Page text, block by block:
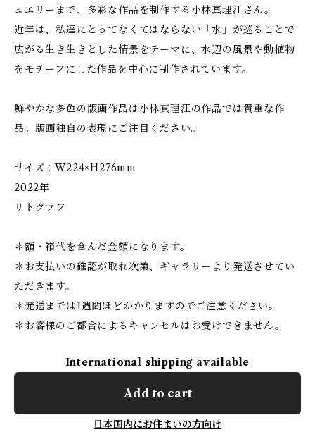
ュエリーまで、多彩な作品を制作する小林真理江さん。
近年は、私達にとってなくてはならない「水」が巡ることで
広がる生き生きとした情景をテーマに、水辺の風景や動植物
をモチーフにした作品を中心に制作されています。
鮮やかな多色の版画作品は小林真理江の作品では貴重な作
品。版画独自の表現にご注目ください。
サイズ：W224×H276mm
2022年
リトグラフ
＊額・箱代を含んだ金額になります。
＊お支払いの確認が取れ次第、ギャラリーより発送させてい
ただきます。
＊発送までは1週間ほどかかりますのでご注意ください。
＊お客様のご都合によるキャンセルはお受けできません。
International shipping available
Add to cart
日本国内にお住まいの方向け